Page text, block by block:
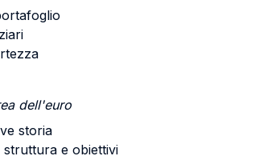
dell'euro
storia
e obiettivi